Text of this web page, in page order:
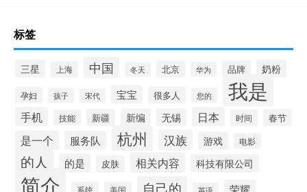
标签
三星 上海 中国 冬天 北京 华为 品牌 奶粉
孕妇 孩子 宋代 宝宝 很多人 您的 我是
手机 技能 新疆 新编 无锡 日本 时间 春节
是一个 服务队 杭州 汉族 游戏 电影
的人 的是 皮肤 相关内容 科技有限公司
简介 自己的 英语 荣耀